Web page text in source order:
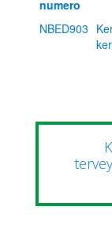
numero
NBED903